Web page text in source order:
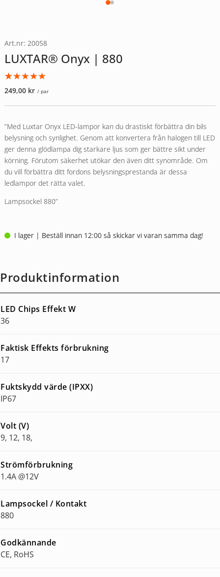
Art.nr: 20058
LUXTAR® Onyx | 880
Betygsatt
baserat på
2
249,00 kr / par
”Med Luxtar Onyx LED-lampor kan du drastiskt förbättra din bils
belysning och synlighet. Genom att konvertera från halogen till LED
ger denna glödlampa dig starkare ljus som ger bättre sikt under
körning. Förutom säkerhet utökar den även ditt synområde. Om
du vill förbättra ditt fordons belysningsprestanda är dessa
ledlampor det rätta valet.
Lampsockel 880”
I lager | Beställ innan 12:00 så skickar vi varan samma dag!
Produktinformation
LED Chips Effekt W
36
Faktisk Effekts förbrukning
17
Fuktskydd värde (IPXX)
IP67
Volt (V)
9, 12, 18,
Strömförbrukning
1.4A @12V
Lampsockel / Kontakt
880
Godkännande
CE, RoHS